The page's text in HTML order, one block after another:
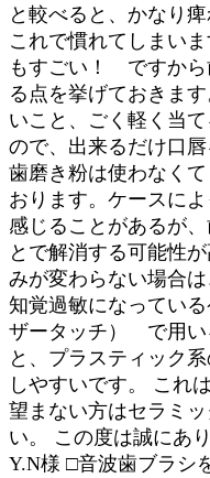
と較べると、かなり
これで慣れてしまい
もすごい！ ですから
る点を挙げておきま
いこと、ごく軽く当
ので、出来るだけ口
歯磨き粉は使わなく
おります。ケースに
感じることがあるが
とで解消する可能性
みが変わらない場合
知覚過敏になってい
ザータッチ） で用い
と、プラスティック
しやすいです。 これ
望まない方はセラミ
い。 この度は誠にあ
Y.N様 □音波歯ブラシ